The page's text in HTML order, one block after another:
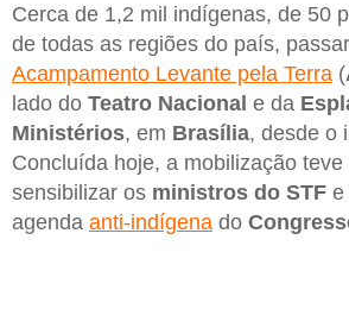
Cerca de 1,2 mil indígenas, de 50
de todas as regiões do país,
Acampamento Levante pela Terra (
lado do Teatro Nacional e da
Ministérios, em Brasília, desde o
Concluída hoje, a mobilização
sensibilizar os ministros do STF e
agenda anti-indígena do